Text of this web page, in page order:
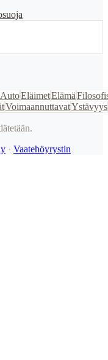
AutoEläimetElämä
VoimaannuttavatYstävyys
· Vaatehöyrystin